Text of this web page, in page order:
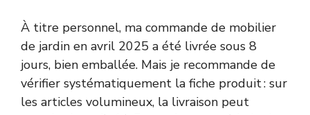
À titre personnel, ma commande de mobilier
de jardin en avril 2025 a été livrée sous 8
jours, bien emballée. Mais je recommande de
vérifier systématiquement la fiche produit : sur
les articles volumineux, la livraison peut